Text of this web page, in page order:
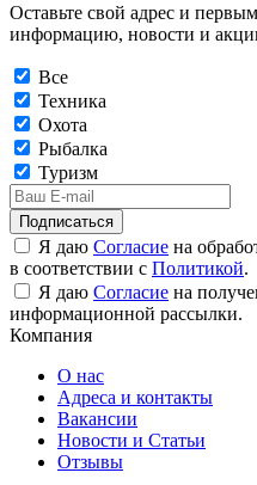
Оставьте свой адрес и
информацию, новости и
Все
Техника
Охота
Рыбалка
Туризм
Подписаться
Я даю Согласие на
в соответствии с Политикой.
Я даю Согласие на
информационной рассылки.
Компания
О нас
Адреса и контакты
Вакансии
Новости и Статьи
Отзывы